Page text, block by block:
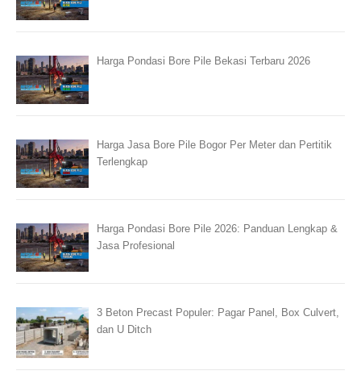
Harga Pondasi Bore Pile Bekasi Terbaru 2026
Harga Jasa Bore Pile Bogor Per Meter dan Pertitik
Terlengkap
Harga Pondasi Bore Pile 2026: Panduan Lengkap &
Jasa Profesional
3 Beton Precast Populer: Pagar Panel, Box Culvert,
dan U Ditch